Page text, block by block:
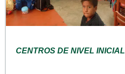
CENTROS DE NIVEL INICIAL